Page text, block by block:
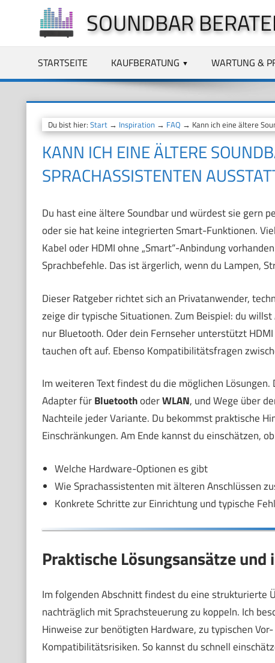
springen
SOUNDBAR
STARTSEITE KAUFBERATUNG WARTUNG &
Du bist hier: Start→ Inspiration→ FAQ → Kann ich eine ältere
KANN ICH EINE ÄLTERE
SPRACHASSISTENTEN
Du hast eine ältere Soundbar und würdest sie gern
oder sie hat keine integrierten Smart-Funktionen.
Kabel oder HDMI ohne „Smart“-Anbindung
Sprachbefehle. Das ist ärgerlich, wenn du Lampen,
Dieser Ratgeber richtet sich an Privatanwender,
zeige dir typische Situationen. Zum Beispiel: du
nur Bluetooth. Oder dein Fernseher unterstützt
tauchen oft auf. Ebenso Kompatibilitätsfragen
Im weiteren Text findest du die möglichen Lösungen.
Adapter fürBluetoothoderWLAN, und Wege über
Nachteile jeder Variante. Du bekommst praktische
Einschränkungen. Am Ende kannst du einschätzen,
Welche Hardware-Optionen es gibt
Wie Sprachassistenten mit älteren Anschlüssen
Konkrete Schritte zur Einrichtung und typische
Praktische Lösungsansätze
Im folgenden Abschnitt findest du eine strukturierte
nachträglich mit Sprachsteuerung zu koppeln. Ich
Hinweise zur benötigten Hardware, zu typischen
Kompatibilitätsrisiken. So kannst du schnell